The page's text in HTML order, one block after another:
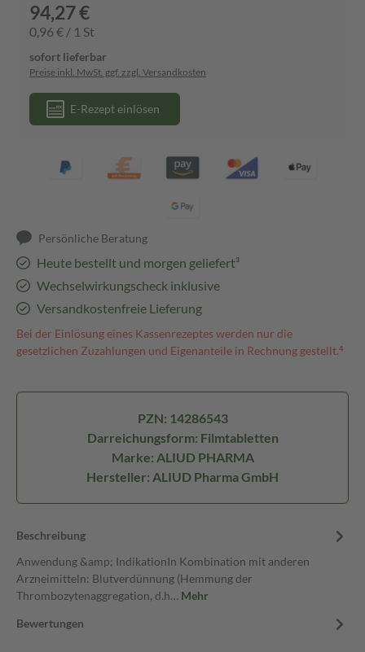
94,27 €
0,96 € / 1 St
sofort lieferbar
Preise inkl. MwSt. ggf. zzgl. Versandkosten
E-Rezept einlösen
Persönliche Beratung
Heute bestellt und morgen geliefert³
Wechselwirkungscheck inklusive
Versandkostenfreie Lieferung
Bei der Einlösung eines Kassenrezeptes werden nur die
gesetzlichen Zuzahlungen und Eigenanteile in Rechnung gestellt.⁴
PZN: 14286543
Darreichungsform: Filmtabletten
Marke: ALIUD PHARMA
Hersteller: ALIUD Pharma GmbH
Beschreibung
Anwendung &amp; IndikationIn Kombination mit anderen
Arzneimitteln: Blutverdünnung (Hemmung der
Thrombozytenaggregation, d.h… Mehr
Bewertungen